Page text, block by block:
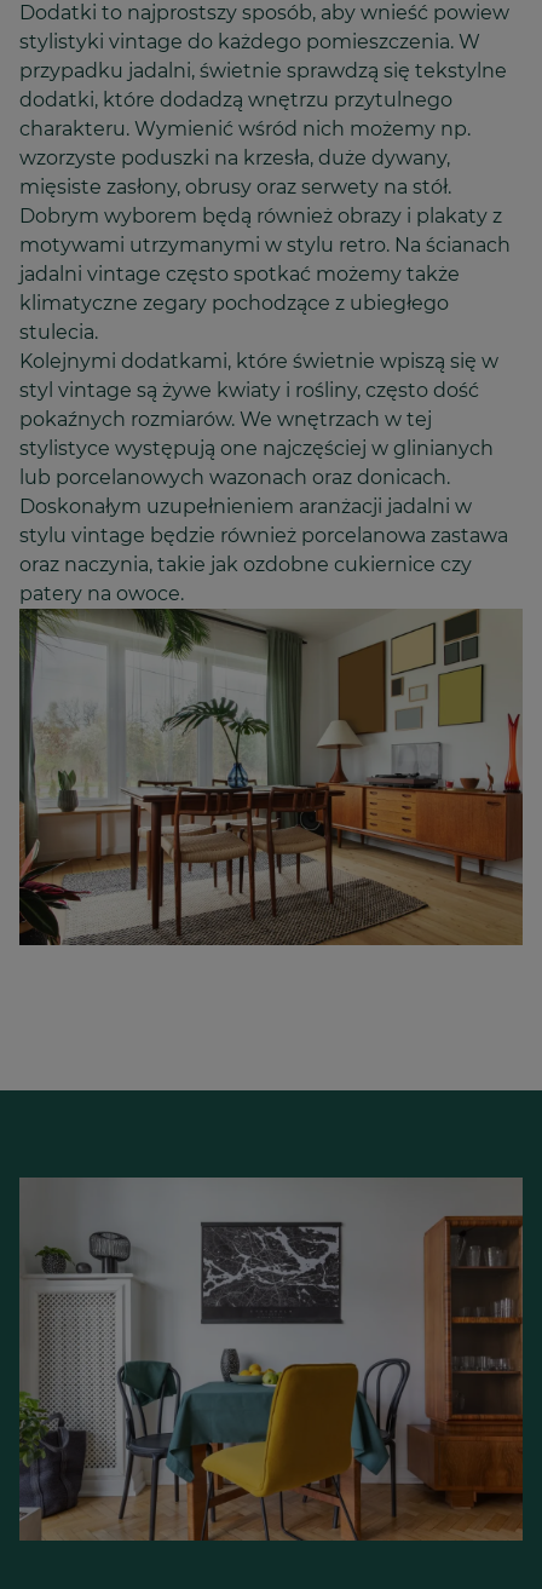
Dodatki to najprostszy sposób, aby wnieść powiew
stylistyki vintage do każdego pomieszczenia. W
przypadku jadalni, świetnie sprawdzą się tekstylne
dodatki, które dodadzą wnętrzu przytulnego
charakteru. Wymienić wśród nich możemy np.
wzorzyste poduszki na krzesła, duże dywany,
mięsiste zasłony, obrusy oraz serwety na stół.
Dobrym wyborem będą również obrazy i plakaty z
motywami utrzymanymi w stylu retro. Na ścianach
jadalni vintage często spotkać możemy także
klimatyczne zegary pochodzące z ubiegłego
stulecia.
Kolejnymi dodatkami, które świetnie wpiszą się w
styl vintage są żywe kwiaty i rośliny, często dość
pokaźnych rozmiarów. We wnętrzach w tej
stylistyce występują one najczęściej w glinianych
lub porcelanowych wazonach oraz donicach.
Doskonałym uzupełnieniem aranżacji jadalni w
stylu vintage będzie również porcelanowa zastawa
oraz naczynia, takie jak ozdobne cukiernice czy
patery na owoce.